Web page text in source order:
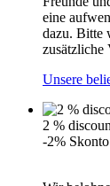
eine
dazu. Bitte
zusätzliche
Unsere
2 %
-2%